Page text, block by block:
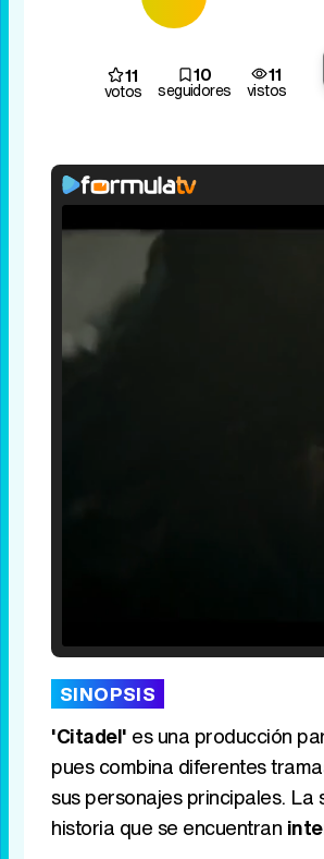
11
votos
10
seguidores
11
vistos
SINOPSIS
'Citadel' es una producción
pues combina diferentes
sus personajes principales.
historia que se encuentran